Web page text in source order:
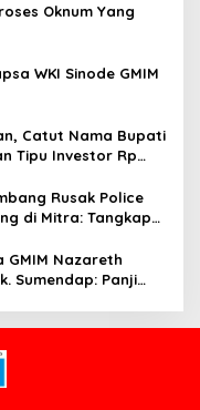
Oknum Yang
WKI Sinode GMIM
Catut Nama Bupati
Tipu Investor Rp
Rusak Police
di Mitra: Tangkap
GMIM Nazareth
Sumendap: Panji